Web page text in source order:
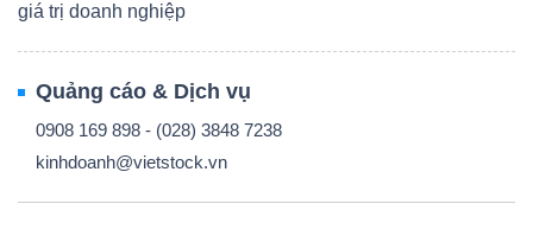
giá trị doanh nghiệp
Quảng cáo & Dịch vụ
0908 169 898 - (028) 3848 7238
kinhdoanh@vietstock.vn